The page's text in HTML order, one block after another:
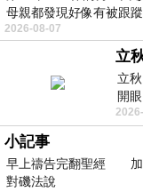
母親都發現好像有被跟
2026-08-07
立
立
開
望
小記事
早上禱告完翻聖經 加
對磯法說